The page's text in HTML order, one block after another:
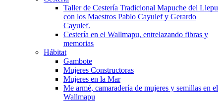
Taller de Cestería Tradicional Mapuche del Llepu
con los Maestros Pablo Cayulef y Gerardo
Cayulef.
Cestería en el Wallmapu, entrelazando fibras y
memorias
Hábitat
Gambote
Mujeres Constructoras
Mujeres en la Mar
Me armé, camaradería de mujeres y semillas en el
Wallmapu